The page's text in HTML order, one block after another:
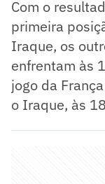
Com o
primeira
Iraque, os
enfrentam às
jogo da
o Iraque, às